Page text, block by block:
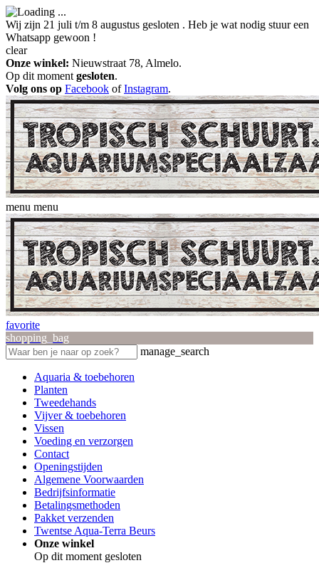
Wij zijn 21 juli t/m 8 augustus gesloten . Heb je wat nodig stuur een
Whatsapp gewoon !
clear
Onze winkel: Nieuwstraat 78, Almelo.
Op dit moment gesloten.
Volg ons op Facebook ofInstagram.
menu menu
favorite
shopping_bag
manage_search
Aquaria & toebehoren
Planten
Tweedehands
Vijver & toebehoren
Vissen
Voeding en verzorgen
Contact
Openingstijden
Algemene Voorwaarden
Bedrijfsinformatie
Betalingsmethoden
Pakket verzenden
Twentse Aqua-Terra Beurs
Onze winkel
Op dit moment gesloten